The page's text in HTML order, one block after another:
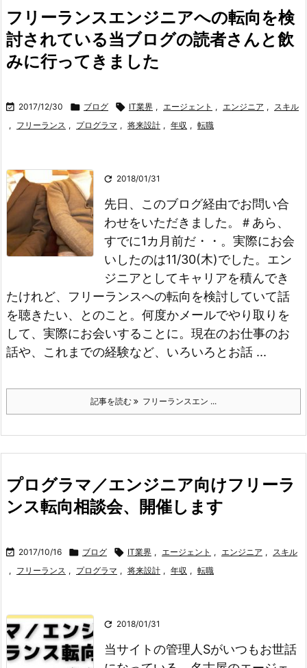
フリーランスエンジニアへの転向を検
討されている当ブログの読者さんと飲
みに行ってきました
 2017/12/30  ブログ  IT業界 , エージェント , エンジニア , スキル
, フリーランス , プログラマ , 将来設計 , 年収 , 転職
 2018/01/31
先日、このブログ経由でお問い合
わせをいただきました。
＃あら、
すでに1カ月前だ・・。実際にお会
いしたのは11/30(木)でした。 エン
ジニアとしてキャリアを積んでき
たけれど、フリーランスへの転向を検討していて話
を聴きたい、とのこと。 何度かメールでやり取りを
して、実際にお会いすることに。 現在のお仕事のお
話や、これまでの経験など、いろいろとお話 ...
記事を読む フリーランスエン ...
プログラマ／エンジニア向けフリーラ
ンス転向相談会、開催します
 2017/10/16  ブログ  IT業界 , エージェント , エンジニア , スキル
, フリーランス , プログラマ , 将来設計 , 年収 , 転職
 2018/01/31
当サイトの管理人Sがいつもお世話